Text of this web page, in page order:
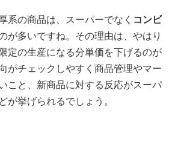
系の商品は、スーパーでなく コンビ
が多いですね。その理由は、やはり
定の生産になる分単価を下げるのが
がチェックしやすく商品管理やマー
こと、新商品に対する反応がスーパ
が挙げられるでしょう。